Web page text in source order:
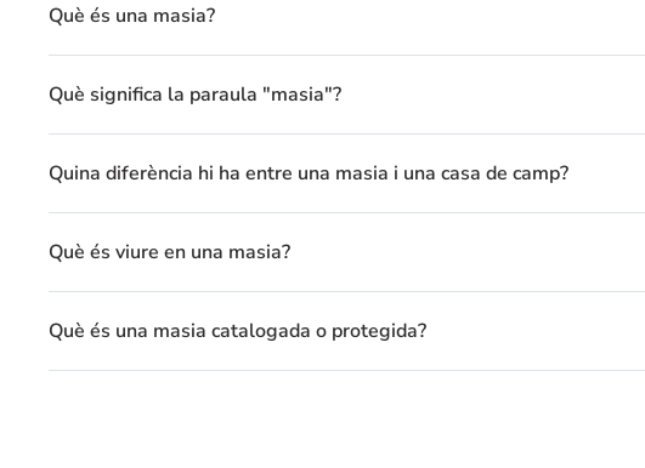
Què és una masia?
Què significa la paraula "masia"?
Quina diferència hi ha entre una masia i una casa de camp?
Què és viure en una masia?
Què és una masia catalogada o protegida?